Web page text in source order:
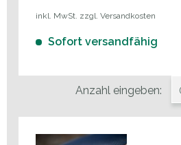
inkl. MwSt. zzgl. Versandkosten
Sofort versandfähig
Anzahl eingeben: